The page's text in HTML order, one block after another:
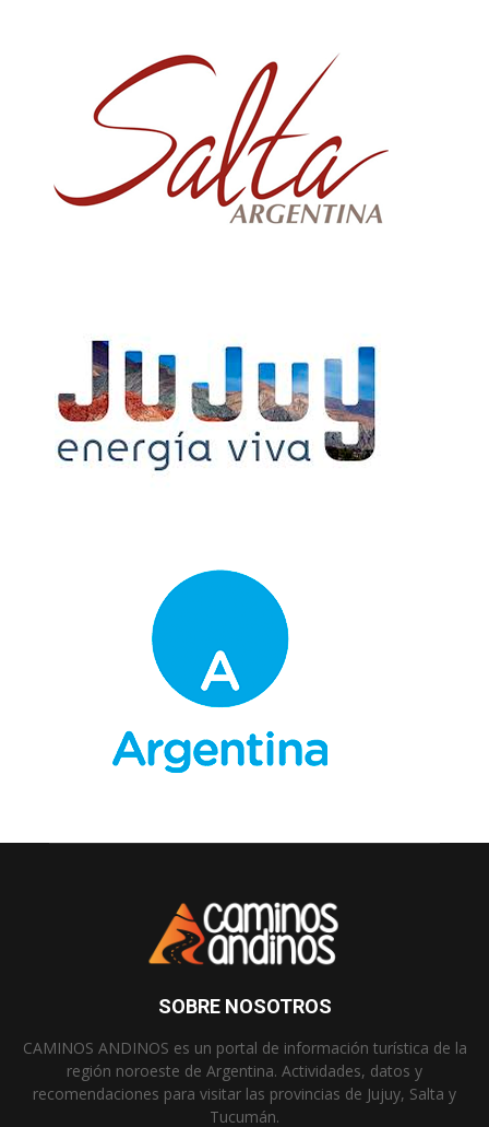
SOBRE NOSOTROS
CAMINOS ANDINOS es un portal de información turística de la
región noroeste de Argentina. Actividades, datos y
recomendaciones para visitar las provincias de Jujuy, Salta y
Tucumán.